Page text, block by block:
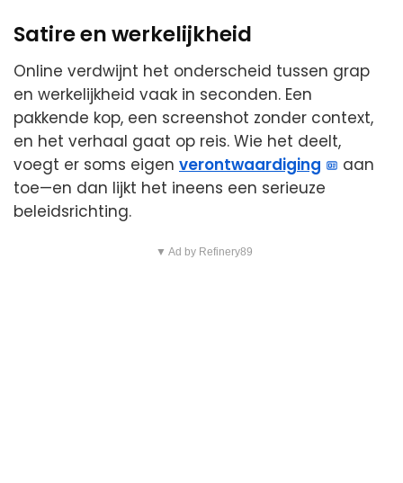
Satire en werkelijkheid
Online verdwijnt het onderscheid tussen grap
en werkelijkheid vaak in seconden. Een
pakkende kop, een screenshot zonder context,
en het verhaal gaat op reis. Wie het deelt,
voegt er soms eigen verontwaardiging
aan
toe—en dan lijkt het ineens een serieuze
beleidsrichting.
▼ Ad by Refinery89